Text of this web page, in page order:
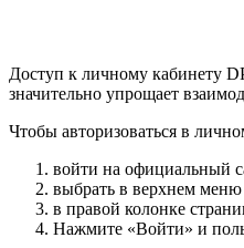
Доступ к личному кабинету
значительно упрощает
Чтобы авторизоваться в
войти на официальный
выбрать в верхнем
в правой колонке
Нажмите «Войти» и